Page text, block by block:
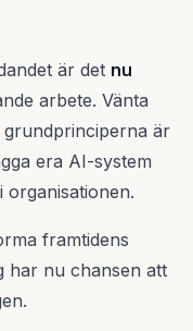
är det nu
arbete. Vänta
grundprinciperna är
era AI-system
framtidens
har nu chansen att